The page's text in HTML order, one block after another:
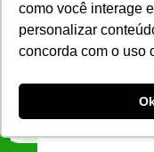
como você interage
personalizar
concorda com o uso
Gastronomia
Copyright © 2017 Servir
Aviso:Nós da
cookies com
experiência de
melhores